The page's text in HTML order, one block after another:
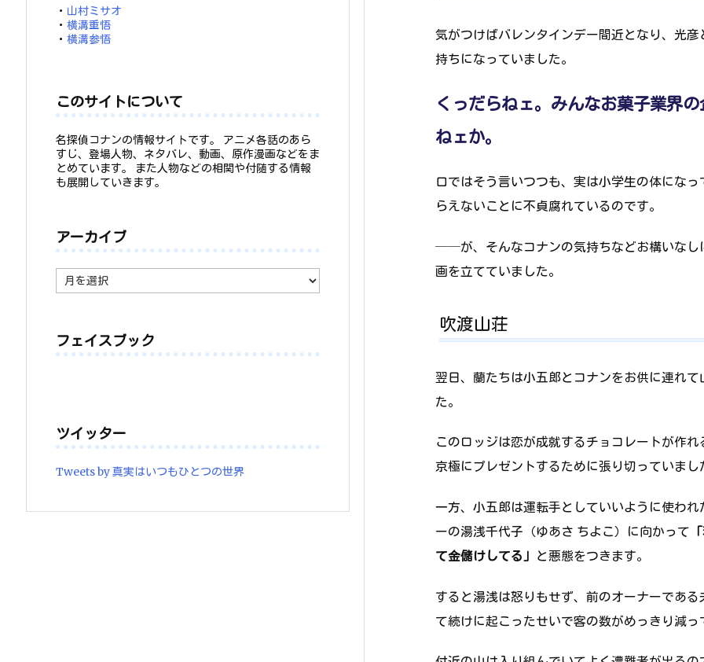
気がつけばバレンタインデー間近となり、光
持ちになっていました。
くっだらねェ。みんなお菓子業界
ねェか。
口ではそう言いつつも、実は小学生の体にな
らえないことに不貞腐れているのです。
──が、そんなコナンの気持ちなどお構いなし
画を立てていました。
吹渡山荘
翌日、蘭たちは小五郎とコナンをお供に連れ
た。
このロッジは恋が成就するチョコレートが作
京極にプレゼントするために張り切っていまし
一方、小五郎は運転手としていいように使わ
ーの湯浅千代子（ゆあさ ちよこ）に向かって
て金儲けしてる」 と悪態をつきます。
すると湯浅は怒りもせず、前のオーナーであ
て続けに起こったせいで客の数がめっきり減
・ 山村ミサオ
・ 横溝重悟
・ 横溝参悟
このサイトについて
名探偵コナンの情報サイトです。 アニメ各話のあら
すじ、登場人物、ネタバレ、動画、原作漫画などをま
とめています。 また人物などの相関や付随する情報
も展開していきます。
アーカイブ
ー
フェイスブック
ツイッター
Tweets by 真実はいつもひとつの世界